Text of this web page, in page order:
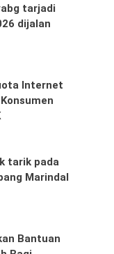
tarjadi
dijalan
Internet
tarik pada
Marindal
Bantuan